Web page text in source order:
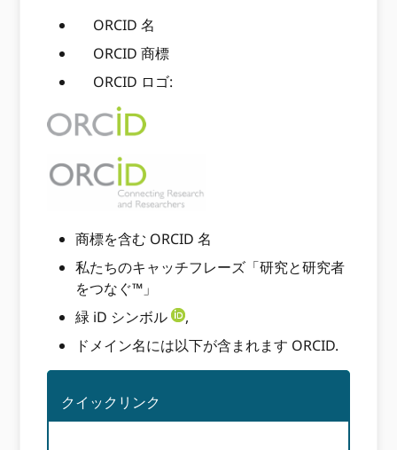
ORCID 名
ORCID 商標
ORCID ロゴ:
商標を含む ORCID 名
私たちのキャッチフレーズ「研究と研究者
をつなぐ™」
緑 iD シンボル
,
ドメイン名には以下が含まれます ORCID.
クイックリンク